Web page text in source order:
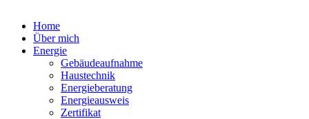
Home
Über mich
Energie
Gebäudeaufnahme
Haustechnik
Energieberatung
Energieausweis
Zertifikat